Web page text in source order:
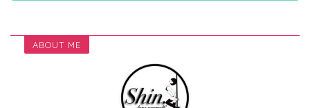
ABOUT ME